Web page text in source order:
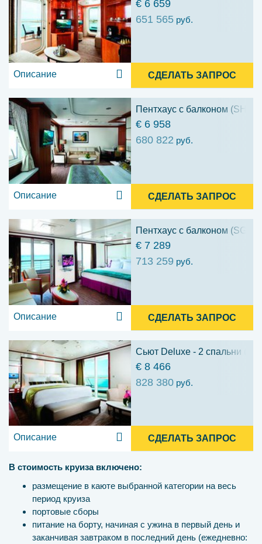
€ 6 659
651 565 руб.
Описание СДЕЛАТЬ ЗАПРОС
Пентхаус с балконом (SH)
€ 6 958
680 822 руб.
Описание СДЕЛАТЬ ЗАПРОС
Пентхаус с балконом (SG)
€ 7 289
713 259 руб.
Описание СДЕЛАТЬ ЗАПРОС
Сьют Deluxe - 2 спальни (SA)
€ 8 466
828 380 руб.
Описание СДЕЛАТЬ ЗАПРОС
В стоимость круиза включено:
размещение в каюте выбранной категории на весь
период круиза
портовые сборы
питание на борту, начиная с ужина в первый день и
заканчивая завтраком в последний день (ежедневно: